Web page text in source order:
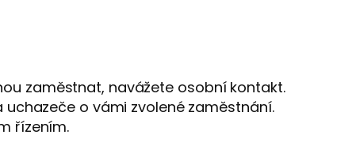
zaměstnat, navážete osobní kontakt.
o vámi zvolené zaměstnání.
řízením.